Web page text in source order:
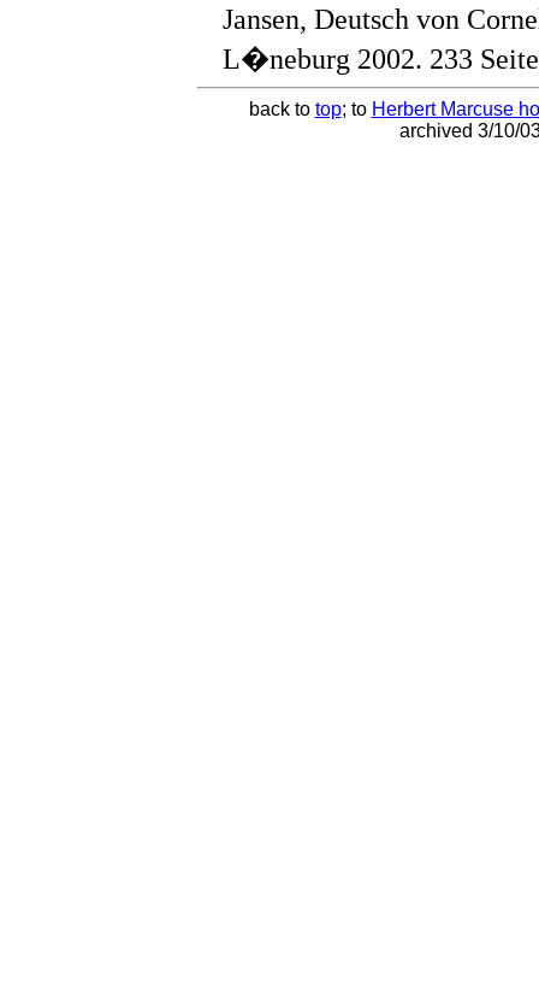
Jansen, Deutsch von
L�neburg 2002. 233
back to top; to Herbert Marcuse
archived 3/10/